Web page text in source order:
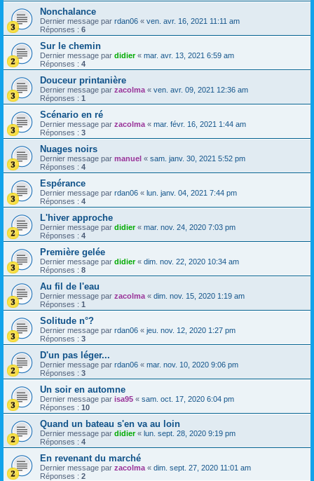
Nonchalance
Dernier message par rdan06 « ven. avr. 16, 2021 11:11 am
Réponses : 6
Sur le chemin
Dernier message par didier« mar. avr. 13, 2021 6:59 am
Réponses : 4
Douceur printanière
Dernier message par zacolma « ven. avr. 09, 2021 12:36 am
Réponses : 1
Scénario en ré
Dernier message par zacolma « mar. févr. 16, 2021 1:44 am
Réponses : 3
Nuages noirs
Dernier message par manuel « sam. janv. 30, 2021 5:52 pm
Réponses : 4
Espérance
Dernier message par rdan06 « lun. janv. 04, 2021 7:44 pm
Réponses : 4
L'hiver approche
Dernier message par didier« mar. nov. 24, 2020 7:03 pm
Réponses : 4
Première gelée
Dernier message par didier« dim. nov. 22, 2020 10:34 am
Réponses : 8
Au fil de l'eau
Dernier message par zacolma « dim. nov. 15, 2020 1:19 am
Réponses : 1
Solitude n°?
Dernier message par rdan06 « jeu. nov. 12, 2020 1:27 pm
Réponses : 3
D'un pas léger...
Dernier message par rdan06 « mar. nov. 10, 2020 9:06 pm
Réponses : 3
Un soir en automne
Dernier message par isa95 « sam. oct. 17, 2020 6:04 pm
Réponses : 10
Quand un bateau s'en va au loin
Dernier message par didier« lun. sept. 28, 2020 9:19 pm
Réponses : 4
En revenant du marché
Dernier message par zacolma « dim. sept. 27, 2020 11:01 am
Réponses : 2